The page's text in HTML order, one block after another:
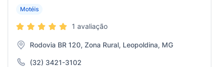
Motéis
1 avaliação
Rodovia BR 120, Zona Rural, Leopoldina, MG
(32) 3421-3102